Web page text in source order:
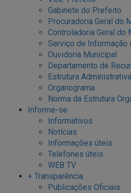
Gabinete do Prefeito
Procuradoria Geral do
Controladoria Geral do
Serviço de Informação
Ouvidoria Municipal
Departamento de
Estrutura Administrativa
Organograma
Norma da Estrutura
Informe-se
Informativos
Notícias
Informações úteis
Telefones úteis
WEB TV
+ Transparência
Publicações Oficiais